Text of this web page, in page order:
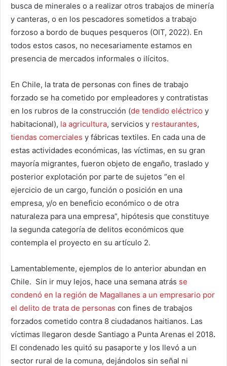
busca de minerales o a realizar otros trabajos de minería
y canteras, o en los pescadores sometidos a trabajo
forzoso a bordo de buques pesqueros (OIT, 2022). En
todos estos casos, no necesariamente estamos en
presencia de mercados informales o ilícitos.
En Chile, la trata de personas con fines de trabajo
forzado se ha cometido por empleadores y contratistas
en los rubros de la construcción (de tendido eléctrico y
habitacional), la agricultura, servicios y restaurantes,
tiendas comerciales y fábricas textiles. En cada una de
estas actividades económicas, las víctimas, en su gran
mayoría migrantes, fueron objeto de engaño, traslado y
posterior explotación por parte de sujetos “en el
ejercicio de un cargo, función o posición en una
empresa, y/o en beneficio económico o de otra
naturaleza para una empresa”, hipótesis que constituye
la segunda categoría de delitos económicos que
contempla el proyecto en su artículo 2.
Lamentablemente, ejemplos de lo anterior abundan en
Chile. Sin ir muy lejos, hace una semana atrás se
condenó en la región de Magallanes a un empresario por
el delito de trata de personas con fines de trabajos
forzados cometido contra 8 ciudadanos haitianos. Las
víctimas llegaron desde Santiago a Punta Arenas el 2018.
El condenado les quitó su pasaporte y los llevó a un
sector rural de la comuna, dejándolos sin señal ni